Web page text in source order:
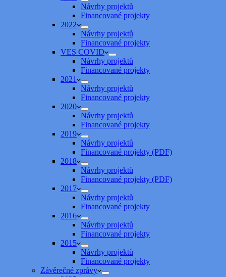
Návrhy projektů
Financované projekty
2022
Návrhy projektů
Financované projekty
VES COVID
Návrhy projektů
Financované projekty
2021
Návrhy projektů
Financované projekty
2020
Návrhy projektů
Financované projekty
2019
Návrhy projektů
Financované projekty (PDF)
2018
Návrhy projektů
Financované projekty (PDF)
2017
Návrhy projektů
Financované projekty
2016
Návrhy projektů
Financované projekty
2015
Návrhy projektů
Financované projekty
Závěrečné zprávy